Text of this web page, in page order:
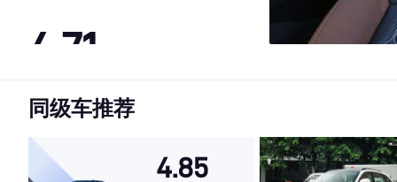
4.71
·外观表现较为优秀，优于60%同级车
·空间表现较为优秀，优于87%同级车
同级车推荐
4.85